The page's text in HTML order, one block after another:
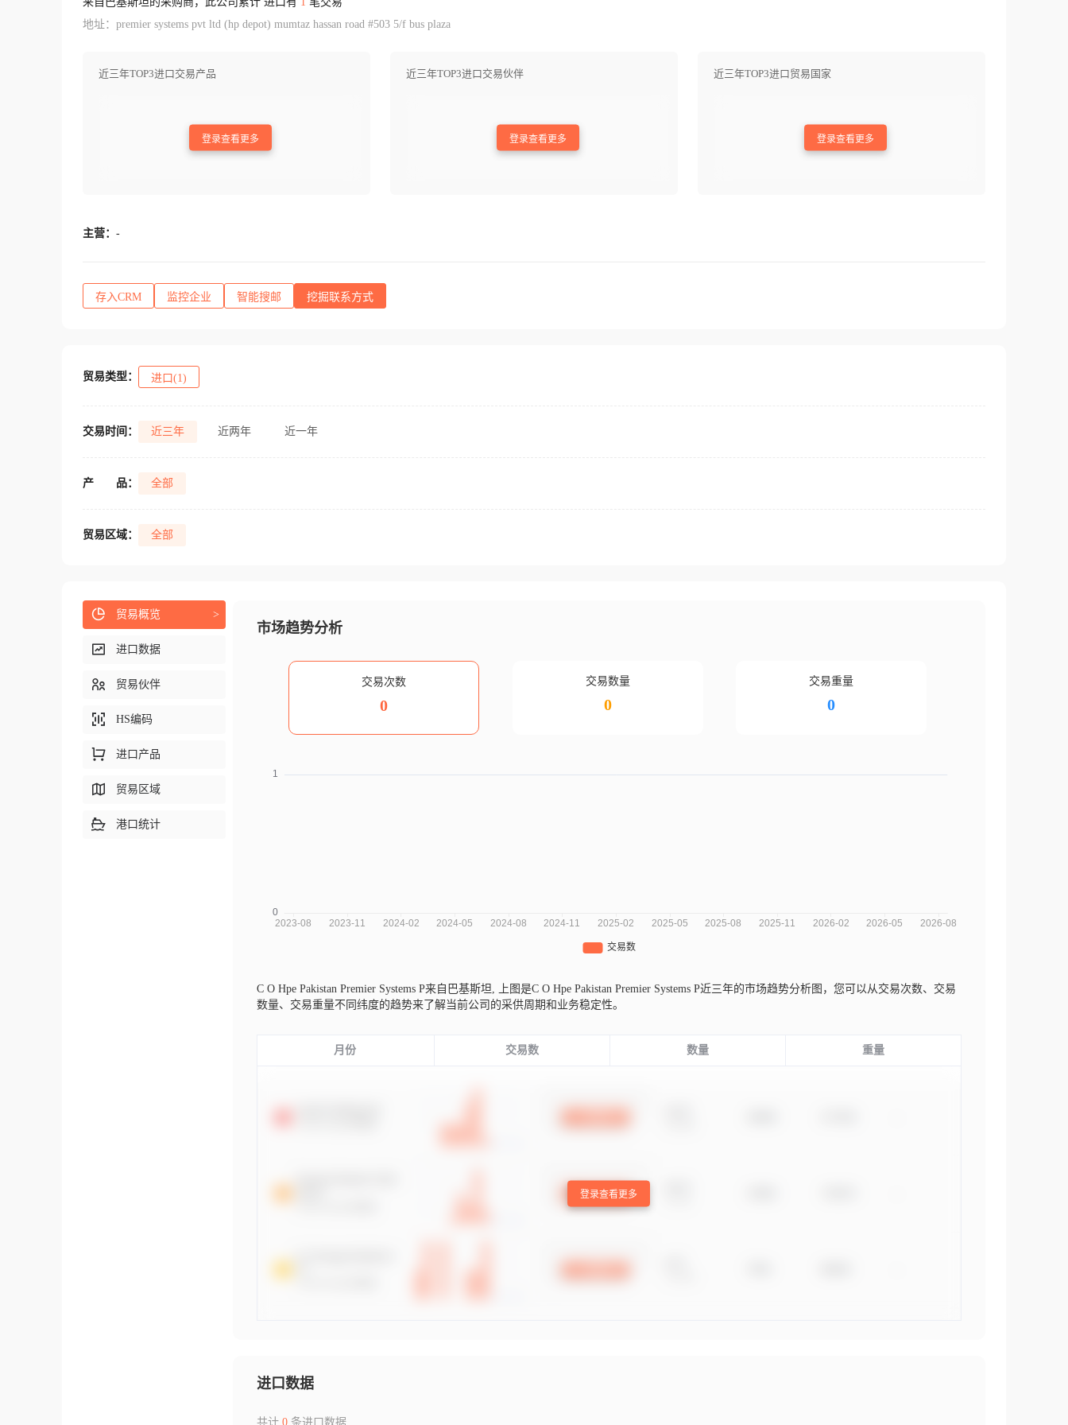
地址：premier systems pvt ltd (hp depot) mumtaz hassan road #503 5/f bus plaza
近三年TOP3进口交易产品
登录查看更多
近三年TOP3进口交易伙伴
登录查看更多
近三年TOP3进口贸易国家
登录查看更多
主营： -
存入CRM 监控企业 智能搜邮 挖掘联系方式
贸易类型： 进口(1)
交易时间： 近三年 近两年 近一年
产 品： 全部
贸易区域： 全部
市场趋势分析
交易次数
0
交易数量
0
交易重量
0
C O Hpe Pakistan Premier Systems P来自巴基斯坦,
上图是C O Hpe Pakistan Premier Systems P近三年的市场趋势分析图，您可以从交易次数、交易
数量、交易重量不同纬度的趋势来了解当前公司的采供周期和业务稳定性。
月份 交易数 数量 重量
登录查看更多
进口数据
共计 0条进口数据
贸易概览 >
进口数据
贸易伙伴
HS编码
进口产品
贸易区域
港口统计